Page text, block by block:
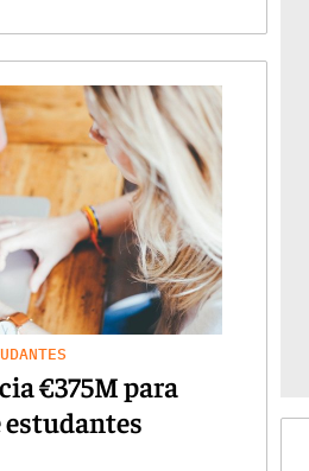
€375M para
estudantes